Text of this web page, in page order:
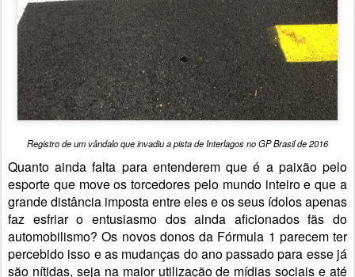
Registro de um vândalo que invadiu a pista de Interlagos no GP Brasil de 2016
Quanto ainda falta para entenderem que é a paixão pelo
esporte que move os torcedores pelo mundo inteiro e que a
grande distância imposta entre eles e os seus ídolos apenas
faz esfriar o entusiasmo dos ainda aficionados fãs do
automobilismo? Os novos donos da Fórmula 1 parecem ter
percebido isso e as mudanças do ano passado para esse já
são nítidas, seja na maior utilização de mídias sociais e até